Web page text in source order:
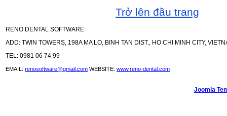
Trở lên đầu trang
RENO DENTAL SOFTWARE
ADD: TWIN TOWERS, 198A MA LO, BINH TAN DIST., HO CHI MINH CITY,
TEL: 0981 06 74 99
EMAIL: renosoftware@gmail.com WEBSITE: www.reno-dental.com
Joomla